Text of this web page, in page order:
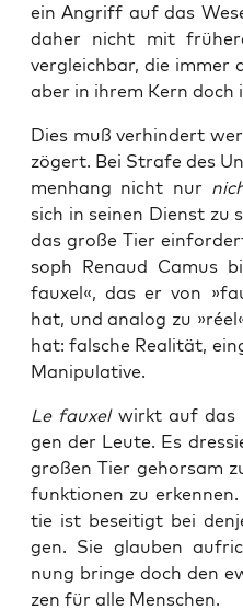
ein Angriff auf das
daher nicht mit
ver­gleich­bar, die immer
aber in ihrem Kern doch
Dies muß ver­hin­dert
zö­gert. Bei Stra­fe des
men­hang nicht nur
sich in sei­nen Dienst zu
das gro­ße Tier
soph Renaud Camus
fau­xel«, das er von
hat, und ana­log zu
hat: fal­sche Rea­li­tät,
Manipulative.
Le fau­xelwirkt auf das
gen der Leu­te. Es
gro­ßen Tier gehor­sam
funk­tio­nen zu
tie ist besei­tigt bei
gen. Sie glau­ben
nung brin­ge doch den
zen für alle Menschen.